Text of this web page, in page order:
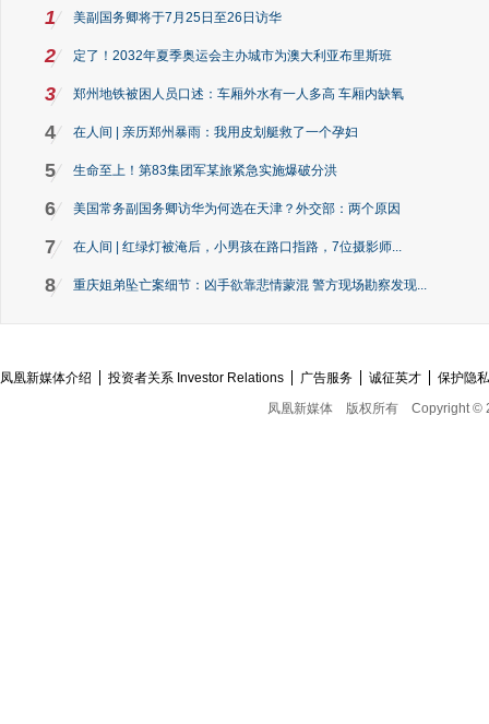
1 美副国务卿将于7月25日至26日访华
2 定了！2032年夏季奥运会主办城市为澳大利亚布里斯班
3 郑州地铁被困人员口述：车厢外水有一人多高 车厢内缺氧
4 在人间 | 亲历郑州暴雨：我用皮划艇救了一个孕妇
5 生命至上！第83集团军某旅紧急实施爆破分洪
6 美国常务副国务卿访华为何选在天津？外交部：两个原因
7 在人间 | 红绿灯被淹后，小男孩在路口指路，7位摄影师...
8 重庆姐弟坠亡案细节：凶手欲靠悲情蒙混 警方现场勘察发现...
凤凰新媒体介绍 投资者关系 Investor Relations 广告服务 诚征英才
保护隐
凤凰新媒体
版权所有 Copyright ©